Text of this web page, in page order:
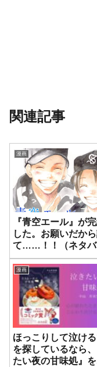
関連記事
漫画
『青空エール』が
した。お願いだか
て……！！（ネタバ
注意）
漫画
ほっこりして泣け
を探しているなら
たい夜の甘味処』